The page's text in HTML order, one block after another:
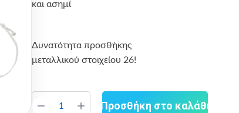
και ασημί
Δυνατότητα προσθήκης
μεταλλικού στοιχείου 26!
Προσθήκη στο καλάθι